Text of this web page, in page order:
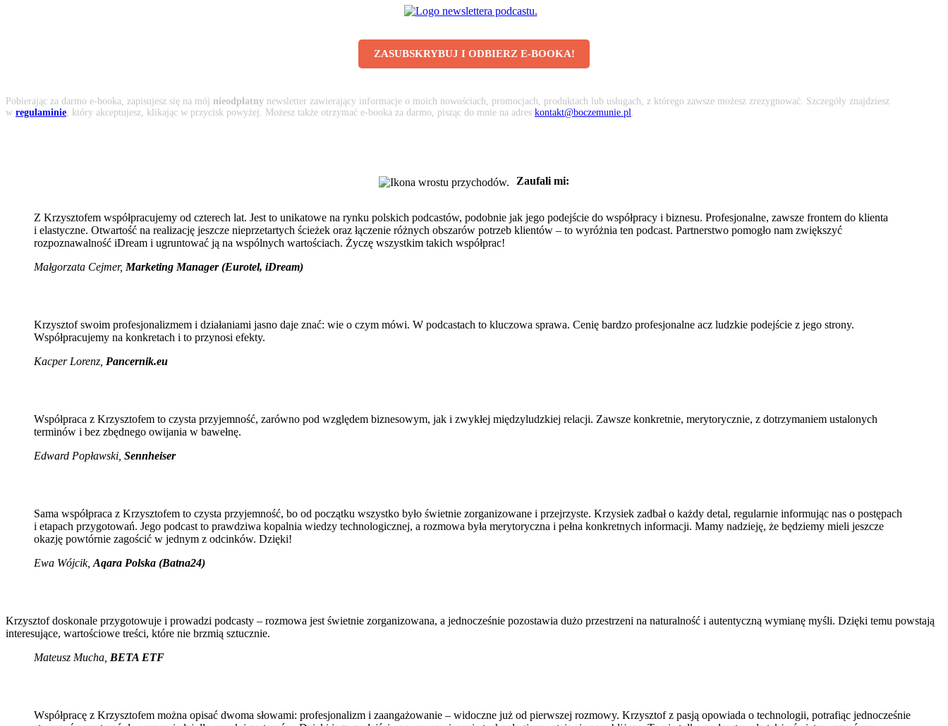
ZASUBSKRYBUJ I ODBIERZ E-BOOKA!
Pobierając za darmo e-booka, zapisujesz się na mój nieodpłatny newsletter zawierający informacje o moich nowościach, promocjach, produktach lub usługach, z którego zawsze możesz zrezygnować. Szczegóły znajdziesz
w regulaminie, który akceptujesz, klikając w przycisk powyżej. Możesz także otrzymać e-booka za darmo, pisząc do mnie na adres kontakt@boczemunie.pl.
Zaufali mi:
Z Krzysztofem współpracujemy od czterech lat. Jest to unikatowe na rynku polskich podcastów, podobnie jak jego podejście do współpracy i biznesu. Profesjonalne, zawsze frontem do klienta
i elastyczne. Otwartość na realizację jeszcze nieprzetartych ścieżek oraz łączenie różnych obszarów potrzeb klientów – to wyróżnia ten podcast. Partnerstwo pomogło nam zwiększyć
rozpoznawalność iDream i ugruntować ją na wspólnych wartościach. Życzę wszystkim takich współprac!
Małgorzata Cejmer, Marketing Manager (Eurotel, iDream)
Krzysztof swoim profesjonalizmem i działaniami jasno daje znać: wie o czym mówi. W podcastach to kluczowa sprawa. Cenię bardzo profesjonalne acz ludzkie podejście z jego strony.
Współpracujemy na konkretach i to przynosi efekty.
Kacper Lorenz, Pancernik.eu
Współpraca z Krzysztofem to czysta przyjemność, zarówno pod względem biznesowym, jak i zwykłej międzyludzkiej relacji. Zawsze konkretnie, merytorycznie, z dotrzymaniem ustalonych
terminów i bez zbędnego owijania w bawełnę.
Edward Popławski, Sennheiser
Sama współpraca z Krzysztofem to czysta przyjemność, bo od początku wszystko było świetnie zorganizowane i przejrzyste. Krzysiek zadbał o każdy detal, regularnie informując nas o postępach
i etapach przygotowań. Jego podcast to prawdziwa kopalnia wiedzy technologicznej, a rozmowa była merytoryczna i pełna konkretnych informacji. Mamy nadzieję, że będziemy mieli jeszcze
okazję powtórnie zagościć w jednym z odcinków. Dzięki!
Ewa Wójcik, Aqara Polska (Batna24)
Krzysztof doskonale przygotowuje i prowadzi podcasty – rozmowa jest świetnie zorganizowana, a jednocześnie pozostawia dużo przestrzeni na naturalność i autentyczną wymianę myśli. Dzięki temu powstają
interesujące, wartościowe treści, które nie brzmią sztucznie.
Mateusz Mucha BETA ETF
Współpracę z Krzysztofem można opisać dwoma słowami: profesjonalizm i zaangażowanie – widoczne już od pierwszej rozmowy. Krzysztof z pasją opowiada o technologii, potrafiąc jednocześnie